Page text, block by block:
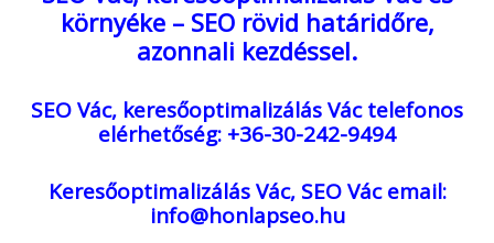
környéke – SEO rövid határidőre,
azonnali kezdéssel.
SEO Vác, keresőoptimalizálás Váctelefonos
elérhetőség: +36-30-242-9494
Keresőoptimalizálás Vác, SEO Vácemail:
info@honlapseo.hu